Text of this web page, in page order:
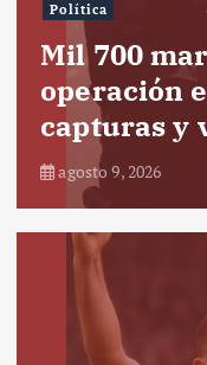
Política
Mil 700
operación
capturas y
agosto 9, 2026